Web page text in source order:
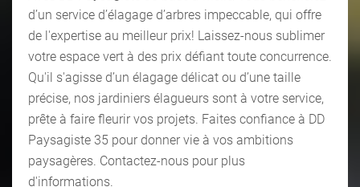
d’un service d’élagage d’arbres impeccable, qui offre
de l'expertise au meilleur prix! Laissez-nous sublimer
votre espace vert à des prix défiant toute concurrence.
Qu'il s'agisse d’un élagage délicat ou d’une taille
précise, nos jardiniers élagueurs sont à votre service,
prête à faire fleurir vos projets. Faites confiance à DD
Paysagiste 35 pour donner vie à vos ambitions
paysagères. Contactez-nous pour plus
d'informations.